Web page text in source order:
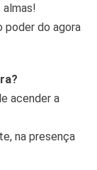
almas!
poder do agora
acender a
na presença